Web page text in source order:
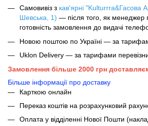
Самовивіз з кав'ярні "Kulturrra&Гасова
Шевська, 1) — після того, як менеджер
готовність замовлення до видачі
Новою поштою по Україні — за
Uklon Delivery — за тарифами
Замовлення більше 2000 грн
Більше інформації про доставку
Карткою онлайн
Переказ коштів на розрахунковий
Оплата у відділенні Нової Пошти